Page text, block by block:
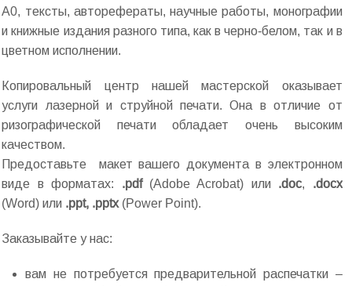
А0, тексты, авторефераты, научные работы, монографии
и книжные издания разного типа, как в черно-белом, так и в
цветном исполнении.
Копировальный центр нашей мастерской оказывает
услуги лазерной и струйной печати. Она в отличие от
ризографической печати обладает очень высоким
качеством.
Предоставьте макет вашего документа в электронном
виде в форматах: .pdf(Adobe Acrobat) или .doc, .docx
(Word) или .ppt, .pptx(Power Point).
Заказывайте у нас:
вам не потребуется предварительной распечатки –